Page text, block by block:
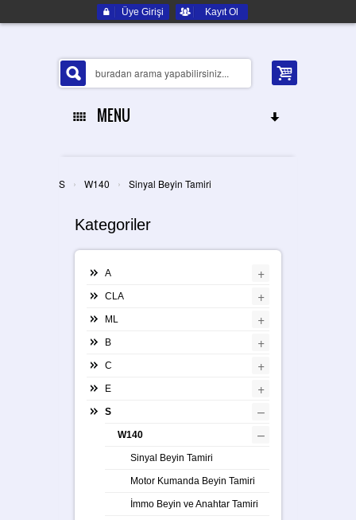
Üye Girişi Kayıt Ol
MENU
ELEKTRONIK YEDEK PARÇA
İLETIŞIM
S › W140 › Sinyal Beyin Tamiri
Kategoriler
A +
CLA +
ML +
B +
C +
E +
S –
W140 –
Sinyal Beyin Tamiri
Motor Kumanda Beyin Tamiri
İmmo Beyin ve Anahtar Tamiri